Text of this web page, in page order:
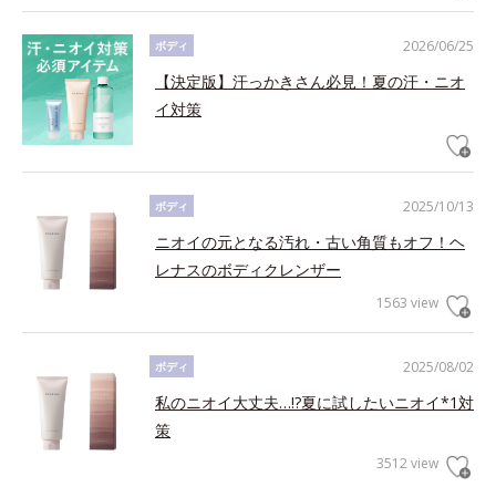
2026/06/25
ボディ
【決定版】汗っかきさん必見！夏の汗・ニオ
イ対策
2025/10/13
ボディ
ニオイの元となる汚れ・古い角質もオフ！ヘ
レナスのボディクレンザー
1563 view
2025/08/02
ボディ
私のニオイ大丈夫…!?夏に試したいニオイ*1対
策
3512 view